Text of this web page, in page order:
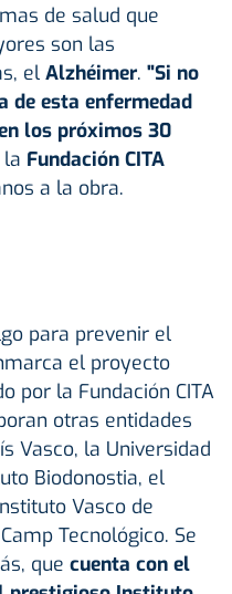
de salud que
son las
el Alzhéimer. "Si no
de esta enfermedad
los próximos 30
Fundación CITA
a la obra.
para prevenir el
el proyecto
por la Fundación CITA
otras entidades
Vasco, la Universidad
Biodonostia, el
Vasco de
Tecnológico. Se
que cuenta con el